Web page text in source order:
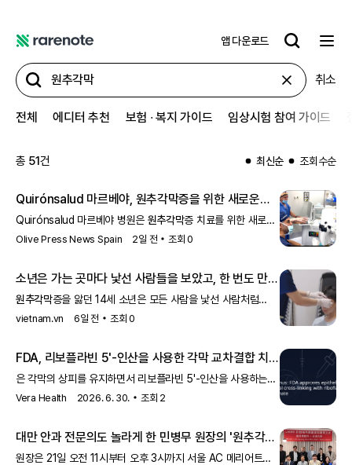
어
노
트
앱 다운로드
취소
전체 에디터 추천 보험 ∙ 복지 가이드 임상시험 참여 가이드
총 51건 최신순 조회수순
Quirónsalud 마르베야, 원추각막증을 위한 새로운
치료법 도입
Quirónsalud 마르베야 병원은 원추각막증 치료를 위한 새로운
방법을 도입했습니다. 이 새로운 치료법은 환자들에게 더 나은
Olive Press News Spain 2일 전 조회0
소년은 가는 곳마다 낯선 사람들을 보았고, 한 번도 만난
적 없는 누군가로부터 값진 선물을 받았다.
원추각막증을 앓던 14세 소년은 모든 사람을 낯선 사람처럼
여겼습니다. 뇌사 기증자의 기증과 무료 각막 이식 덕분에
vietnam.vn 6일 전 조회 0
FDA, 리보플라빈 5'-인산을 사용한 각막 교차결합 치료
승인
은 각막의 상피를 유지하면서 리보플라빈 5'-인산을 사용하는
각막 교차결합 치료를 승인했습니다. 이 치료는
Vera Health 2026. 6. 30. 조회 2
대만 안과 전문의도 놀라게 한 민병무 원장의 '원추각막
치료기술'
원장은 21일 오전 11시부터 오후 3시까지 서울 AC 메리어트